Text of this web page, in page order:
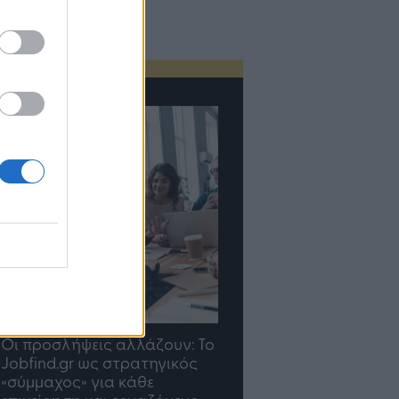
Οι προσλήψεις αλλάζουν: To
Jobfind.gr ως στρατηγικός
«σύμμαχος» για κάθε